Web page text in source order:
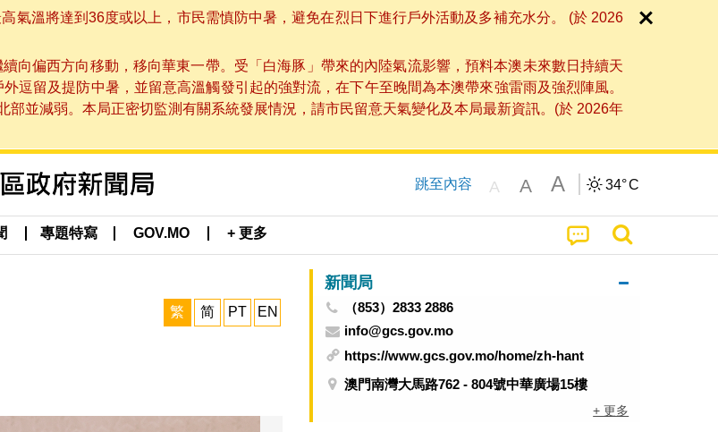
氣溫將達到36度或以上，市民需慎防中暑，避免在烈日下進行戶外活動及多補充水分。 (於 2026
向偏西方向移動，移向華東一帶。受「白海豚」帶來的內陸氣流影響，預料本澳未來數日持續天
逗留及提防中暑，並留意高溫觸發引起的強對流，在下午至晚間為本澳帶來強雷雨及強烈陣風。
並減弱。本局正密切監測有關系統發展情況，請市民留意天氣變化及本局最新資訊。(於 2026年
跳至內容 A A A 34°C
專題特寫 GOV.MO + 更多
繁 简 PT EN
新聞局
（853）2833 2886
info@gcs.gov.mo
https://www.gcs.gov.mo/home/zh-hant
澳門南灣大馬路762 - 804號中華廣場15樓
+ 更多